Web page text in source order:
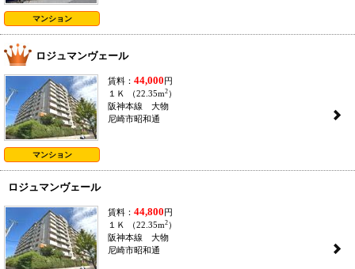
マンション
ロジュマンヴェール
マンション
賃料： 44,000円
１Ｋ （22.35m2）
阪神本線 大物
尼崎市昭和通
2
ロジュマンヴェール
賃料： 44,800円
１Ｋ （22.35m2）
阪神本線 大物
尼崎市昭和通
2